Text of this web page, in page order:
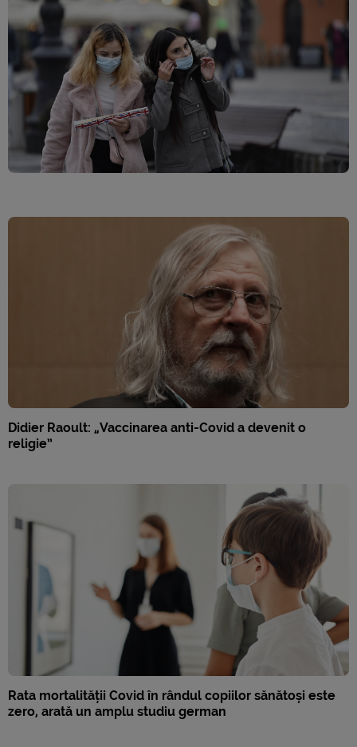
Didier Raoult: „Vaccinarea anti-Covid a devenit o
religie”
Rata mortalității Covid în rândul copiilor sănătoși este
zero, arată un amplu studiu german